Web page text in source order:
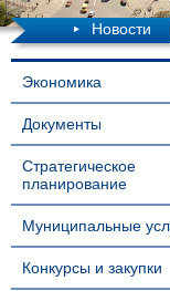
Новости
Экономика
Документы
Стратегическое
планирование
Муниципальные
Конкурсы и закупки